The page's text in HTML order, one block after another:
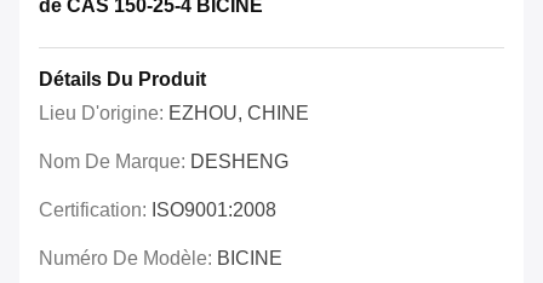
de CAS 150-25-4 BICINE
Détails Du Produit
Lieu D'origine: EZHOU, CHINE
Nom De Marque: DESHENG
Certification: ISO9001:2008
Numéro De Modèle: BICINE